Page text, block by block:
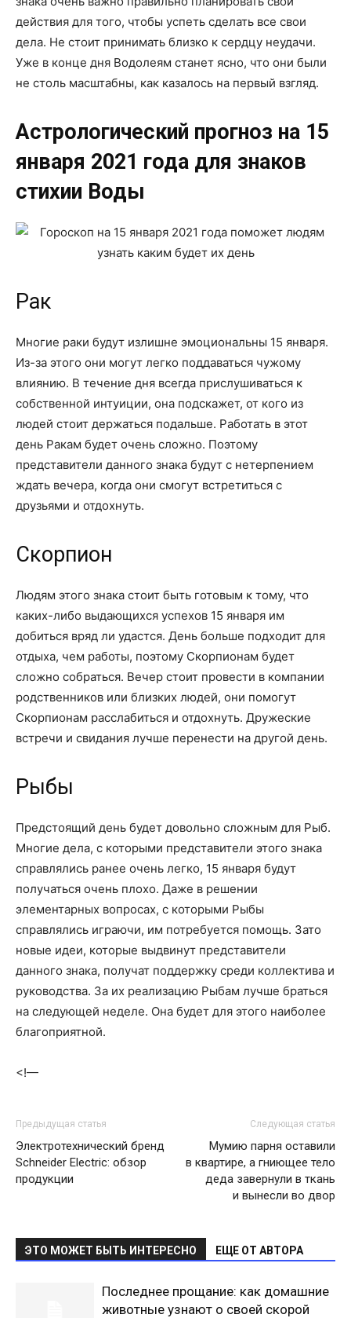
действия для того, чтобы успеть сделать все свои
дела. Не стоит принимать близко к сердцу неудачи.
Уже в конце дня Водолеям станет ясно, что они были
не столь масштабны, как казалось на первый взгляд.
Астрологический прогноз на 15
января 2021 года для знаков
стихии Воды
Рак
Многие раки будут излишне эмоциональны 15 января.
Из-за этого они могут легко поддаваться чужому
влиянию. В течение дня всегда прислушиваться к
собственной интуиции, она подскажет, от кого из
людей стоит держаться подальше. Работать в этот
день Ракам будет очень сложно. Поэтому
представители данного знака будут с нетерпением
ждать вечера, когда они смогут встретиться с
друзьями и отдохнуть.
Скорпион
Людям этого знака стоит быть готовым к тому, что
каких-либо выдающихся успехов 15 января им
добиться вряд ли удастся. День больше подходит для
отдыха, чем работы, поэтому Скорпионам будет
сложно собраться. Вечер стоит провести в компании
родственников или близких людей, они помогут
Скорпионам расслабиться и отдохнуть. Дружеские
встречи и свидания лучше перенести на другой день.
Рыбы
Предстоящий день будет довольно сложным для Рыб.
Многие дела, с которыми представители этого знака
справлялись ранее очень легко, 15 января будут
получаться очень плохо. Даже в решении
элементарных вопросах, с которыми Рыбы
справлялись играючи, им потребуется помощь. Зато
новые идеи, которые выдвинут представители
данного знака, получат поддержку среди коллектива и
руководства. За их реализацию Рыбам лучше браться
на следующей неделе. Она будет для этого наиболее
благоприятной.
<!—
Предыдущая статья
Электротехнический бренд
Schneider Electric: обзор
продукции
Следующая статья
Мумию парня оставили
в квартире, а гниющее тело
деда завернули в ткань
и вынесли во двор
ЭТО МОЖЕТ БЫТЬ ИНТЕРЕСНО ЕЩЕ ОТ АВТОРА
Последнее прощание: как домашние
животные узнают о своей скорой